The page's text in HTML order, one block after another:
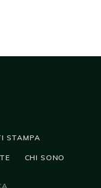
STAMPA
CHI SONO